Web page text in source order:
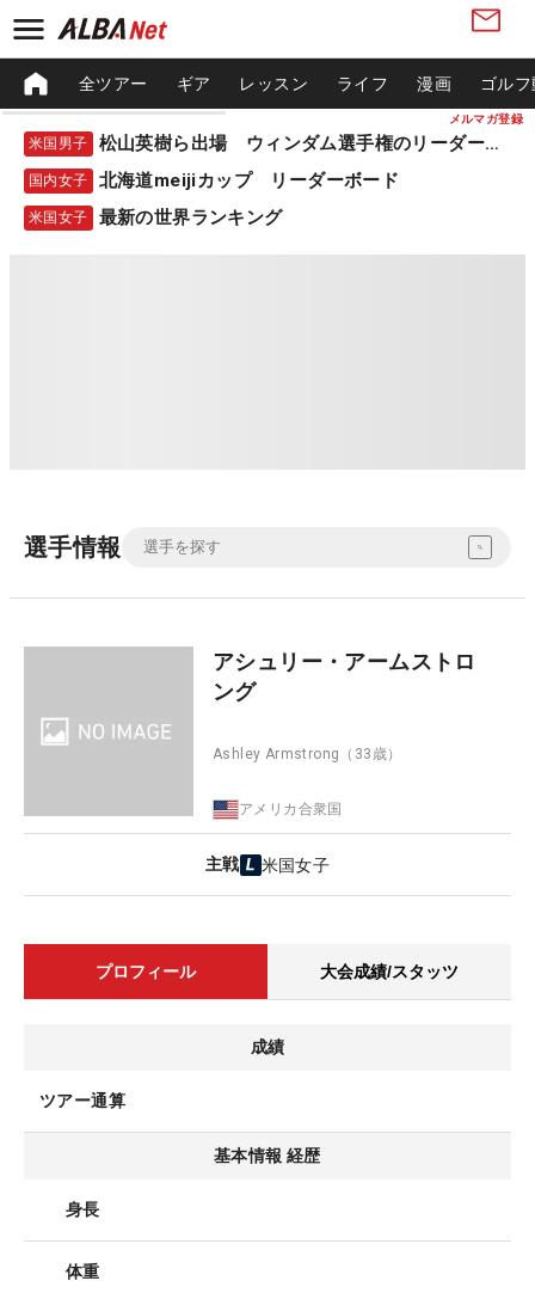
メルマガ登録
全ツアー ギア レッスン ライフ 漫画 ゴル
米国男子 松山英樹ら出場 ウィンダム選手権のリーダーボード
国内女子 北海道meijiカップ リーダーボード
米国女子 最新の世界ランキング
選手情報
アシュリー・アームストロ
ング
Ashley Armstrong （33歳）
アメリカ合衆国
主戦 米国女子
プロフィール 大会成績/スタッツ
成績
ツアー通算
基本情報 経歴
身長
体重